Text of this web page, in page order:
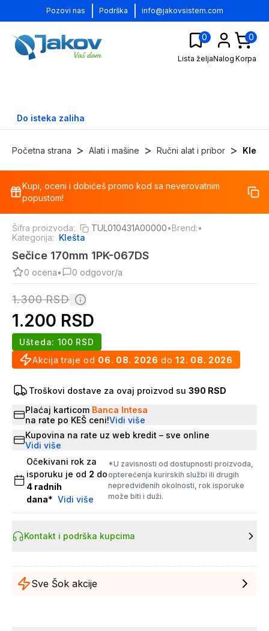
Pozovi nas Podrška info@jakovsistem.com
0
Lista željaNalog
0
Korpa
Do isteka zaliha
Početna strana > Alati i mašine > Ručni alat i pribor > Klešta
%
Kupi, oceni i dobićeš promo kod sa neverovatnim
popustom!
Šifra proizvoda: TUL010431A00000•Brend:•
Kategorija: Klešta
Sečice 170mm 1PK-067DS
0 ocena• 0 odgovor/a
1.300RSD
1.200 RSD
Akcija traje od 06. 08. 2026 do 12. 08. 2026
Ušteda: 100 RSD
Troškovi dostave za ovaj proizvod su 390 RSD
Plaćaj karticom Banca Intesa
na rate po KEŠ ceni!Vidi više
Kupovina na rate uz web kredit – sve online
Vidi više
Očekivani rok za
isporuku je od 2 do
4 radnih
dana* Vidi više
*U zavisnosti od dostupnosti proizvoda,
opterećenja kurirskih službi ili drugih
nepredviđenih okolnosti, rok isporuke
može biti i duži.
Kontakt i podrška kupcima
Sve Šok akcije